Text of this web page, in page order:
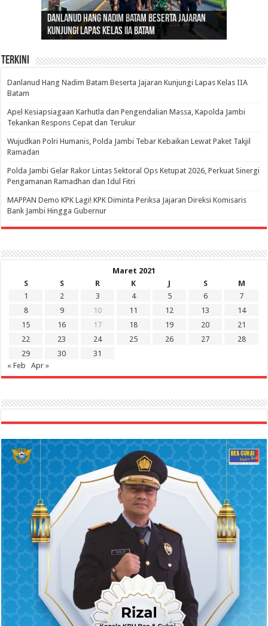
Danlanud Hang Nadim Batam Beserta Jajaran
Kunjungi Lapas Kelas IIA Batam
Silaturahmi dan Reses Komite I DPD RI di Polda
Jambi Bahas Sinergitas Penanganan Narkotika
Gubernur Al Haris: Lomba Cerdas Cermat Sarana
Edukasi Pembentukan Karakter Generasi
Penerus
Gubernur Al Haris Dorong Koperasi Merah Putih
Cepat Beroperasi Agar Bisa Layani Masyarakat
Penuhi Kebutuhannya
Sosok Fenomenal yang Menggetarkan
Nusantara: Ratu Wangsa, Wanita Berkelas
dengan Pengaruh Internasional
Terkini
Danlanud Hang Nadim Batam Beserta Jajaran Kunjungi Lapas Kelas IIA
Batam
Apel Kesiapsiagaan Karhutla dan Pengendalian Massa, Kapolda Jambi
Tekankan Respons Cepat dan Terukur
Wujudkan Polri Humanis, Polda Jambi Tebar Kebaikan Lewat Paket Takjil
Ramadan
Polda Jambi Gelar Rakor Lintas Sektoral Ops Ketupat 2026, Perkuat Sinergi
Pengamanan Ramadhan dan Idul Fitri
‎MAPPAN Demo KPK Lagi! KPK Diminta Periksa Jajaran Direksi Komisaris
Bank Jambi Hingga Gubernur ‎
Maret 2021
S
S R K J S
M
1
2 3 4 5 6
7
8
9 10 11 12 13
14
15
16 17 18 19 20
21
22
23 24 25 26 27
28
29
30
31
« Feb
Apr »